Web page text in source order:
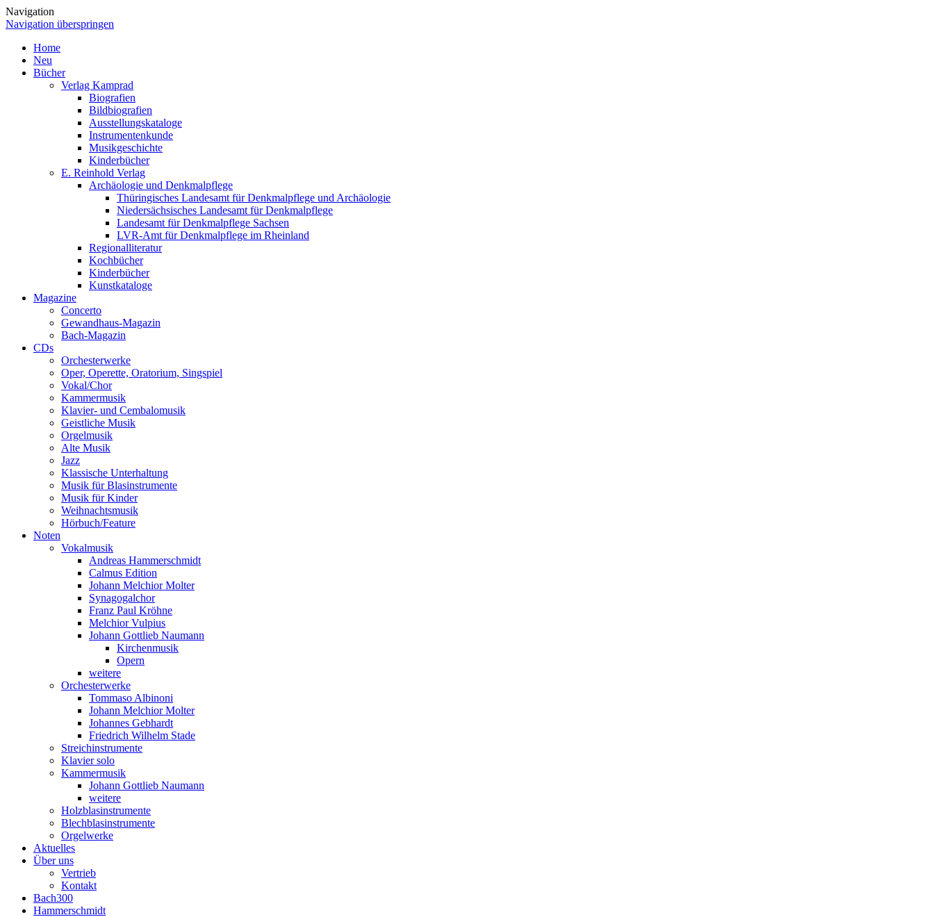
Navigation
Navigation überspringen
Home
Neu
Bücher
Verlag Kamprad
Biografien
Bildbiografien
Ausstellungskataloge
Instrumentenkunde
Musikgeschichte
Kinderbücher
E. Reinhold Verlag
Archäologie und Denkmalpflege
Thüringisches Landesamt für Denkmalpflege und Archäologie
Niedersächsisches Landesamt für Denkmalpflege
Landesamt für Denkmalpflege Sachsen
LVR-Amt für Denkmalpflege im Rheinland
Regionalliteratur
Kochbücher
Kinderbücher
Kunstkataloge
Magazine
Concerto
Gewandhaus-Magazin
Bach-Magazin
CDs
Orchesterwerke
Oper, Operette, Oratorium, Singspiel
Vokal/Chor
Kammermusik
Klavier- und Cembalomusik
Geistliche Musik
Orgelmusik
Alte Musik
Jazz
Klassische Unterhaltung
Musik für Blasinstrumente
Musik für Kinder
Weihnachtsmusik
Hörbuch/Feature
Noten
Vokalmusik
Andreas Hammerschmidt
Calmus Edition
Johann Melchior Molter
Synagogalchor
Franz Paul Kröhne
Melchior Vulpius
Johann Gottlieb Naumann
Kirchenmusik
Opern
weitere
Orchesterwerke
Tommaso Albinoni
Johann Melchior Molter
Johannes Gebhardt
Friedrich Wilhelm Stade
Streichinstrumente
Klavier solo
Kammermusik
Johann Gottlieb Naumann
weitere
Holzblasinstrumente
Blechblasinstrumente
Orgelwerke
Aktuelles
Über uns
Vertrieb
Kontakt
Bach300
Hammerschmidt